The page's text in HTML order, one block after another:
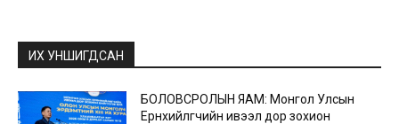
ИХ УНШИГДСАН
БОЛОВСРОЛЫН ЯАМ: Монгол Улсын
Ерөнхийлөгчийн ивээл дор зохион